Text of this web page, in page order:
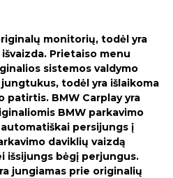
monitorių, todėl yra
Prietaiso menu
sistemos valdymo
todėl yra išlaikoma
patirtis. BMW Carplay yra
BMW parkavimo
persijungs į
daviklių vaizdą
išsijungs bėgį perjungus.
jungiamas prie originalių